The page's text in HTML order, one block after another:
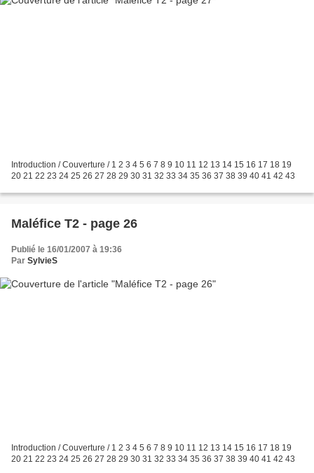
Introduction / Couverture / 1 2 3 4 5 6 7 8 9 10 11 12 13 14 15 16 17 18 19
20 21 22 23 24 25 26 27 28 29 30 31 32 33 34 35 36 37 38 39 40 41 42 43
Maléfice T2 - page 26
Publié le 16/01/2007 à 19:36
Par SylvieS
Introduction / Couverture / 1 2 3 4 5 6 7 8 9 10 11 12 13 14 15 16 17 18 19
20 21 22 23 24 25 26 27 28 29 30 31 32 33 34 35 36 37 38 39 40 41 42 43